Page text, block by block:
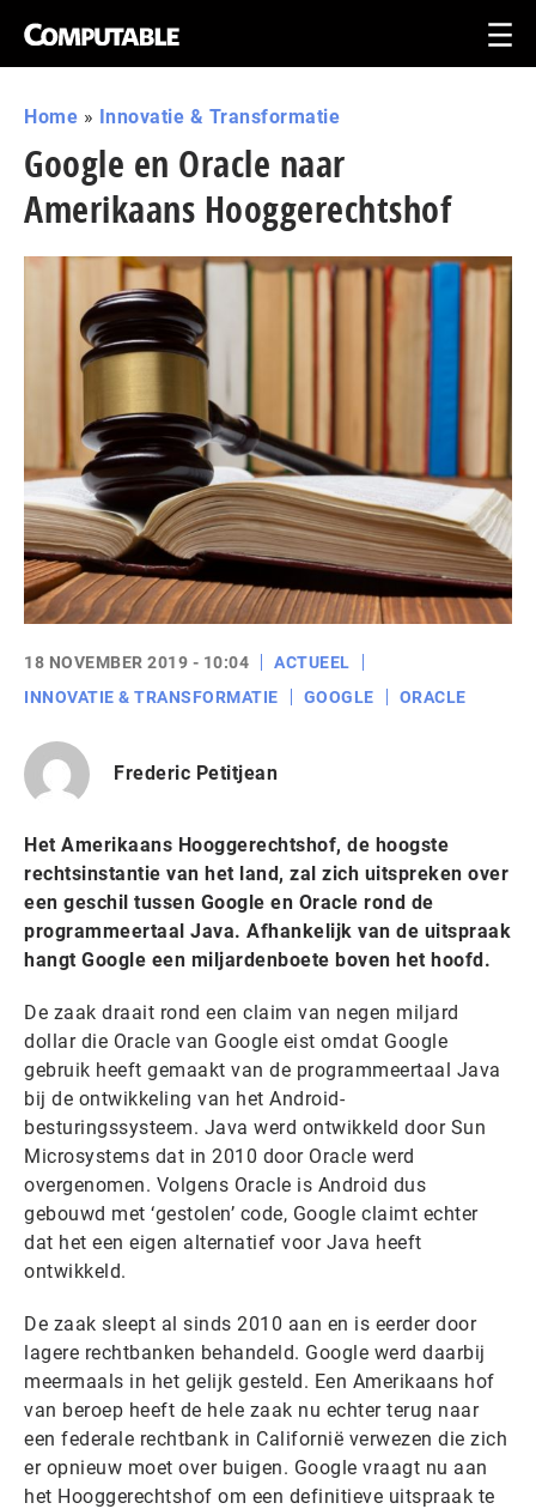
Home » Innovatie & Transformatie
Google en Oracle naar
Amerikaans Hooggerechtshof
18 NOVEMBER 2019 - 10:04
ACTUEEL
INNOVATIE & TRANSFORMATIE
GOOGLE ORACLE
Frederic Petitjean
Het Amerikaans Hooggerechtshof, de hoogste
rechtsinstantie van het land, zal zich uitspreken over
een geschil tussen Google en Oracle rond de
programmeertaal Java. Afhankelijk van de uitspraak
hangt Google een miljardenboete boven het hoofd.
De zaak draait rond een claim van negen miljard
dollar die Oracle van Google eist omdat Google
gebruik heeft gemaakt van de programmeertaal Java
bij de ontwikkeling van het Android-
besturingssysteem. Java werd ontwikkeld door Sun
Microsystems dat in 2010 door Oracle werd
overgenomen. Volgens Oracle is Android dus
gebouwd met ‘gestolen’ code, Google claimt echter
dat het een eigen alternatief voor Java heeft
ontwikkeld.
De zaak sleept al sinds 2010 aan en is eerder door
lagere rechtbanken behandeld. Google werd daarbij
meermaals in het gelijk gesteld. Een Amerikaans hof
van beroep heeft de hele zaak nu echter terug naar
een federale rechtbank in Californië verwezen die zich
er opnieuw moet over buigen. Google vraagt nu aan
het Hooggerechtshof om een definitieve uitspraak te